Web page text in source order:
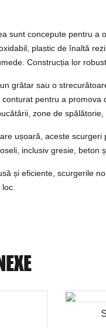
sunt concepute pentru a
plastic de înaltă
Construcția lor
grătar sau o
pentru a
zone de
ușoară, aceste
inclusiv gresie, beton
și eficiente, scurgerile